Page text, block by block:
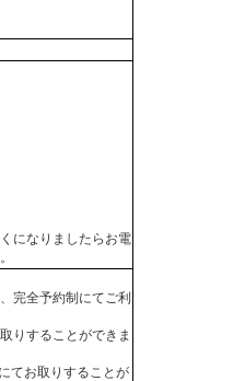
になりましたらお電
完全予約制にてご利
りすることができま
てお取りすることが